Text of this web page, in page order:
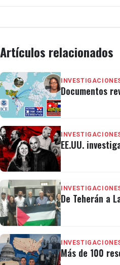
Artículos relacionados
Documentos
EE.UU.
De Teherán a
Más de 100